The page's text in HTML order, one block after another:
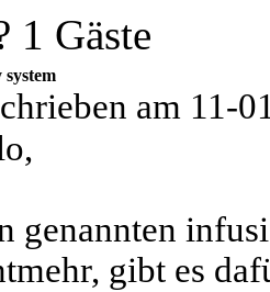
1 Gäste
system
am 11-
genannten
gibt es